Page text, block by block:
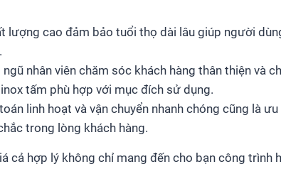
lượng cao đảm bảo tuổi thọ dài lâu giúp người
nhân viên chăm sóc khách hàng thân thiện và
tấm phù hợp với mục đích sử dụng.
linh hoạt và vận chuyển nhanh chóng cũng là
trong lòng khách hàng.
cả hợp lý không chỉ mang đến cho bạn công trình